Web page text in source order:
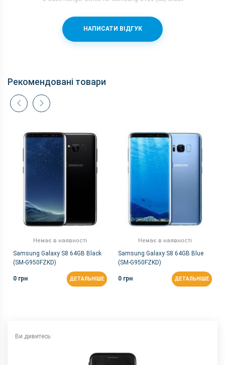
НАПИСАТИ ВІДГУК
Рекомендовані товари
Немає в наявності
Samsung Galaxy S8 64GB Black
(SM-G950FZKD)
0 грн ДЕТАЛЬНІШЕ
Немає в наявності
Samsung Galaxy S8 64GB Blue
(SM-G950FZKD)
0 грн ДЕТАЛЬНІШЕ
Ви дивитесь: